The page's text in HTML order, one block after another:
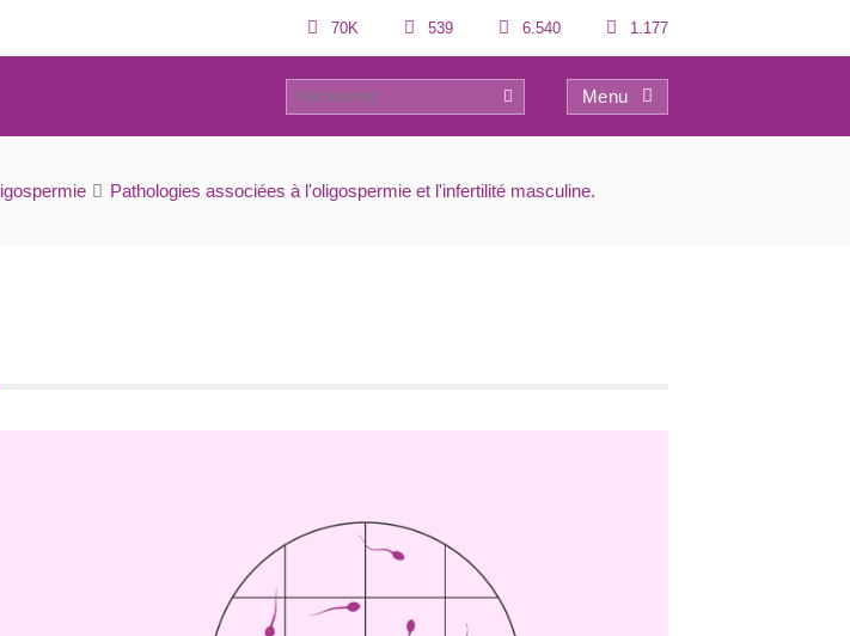
70K 539 6.540 1.177
Menu
testiculaire
0 0
Pathologies associées à l'oligospermie et l'infertilité masculine.